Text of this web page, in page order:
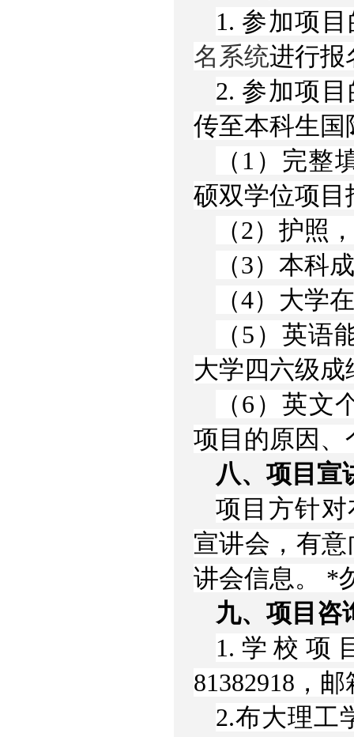
1. 参加项
名系统进行报
2. 参加项
传至本科生国
（1）完整
硕双学位项目
（2）护照
（3）本科
（4）大学
（5）英
大学四六级成
（6）英文
项目的原因、
八、项目宣
项目方针
宣讲会，有
讲会信息。 *
九、项目咨
1.学校项
81382918，
2.布大理工